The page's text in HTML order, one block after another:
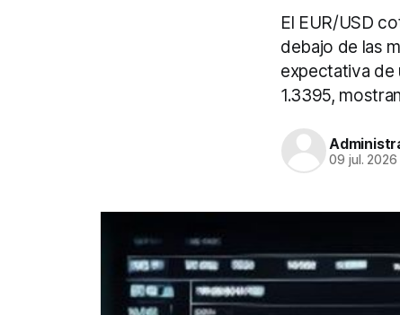
El EUR/USD
debajo de las
expectativa de
1.3395,
09 jul. 2026